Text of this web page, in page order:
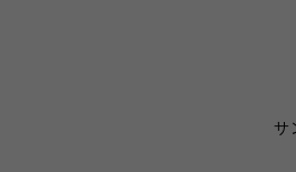
サ